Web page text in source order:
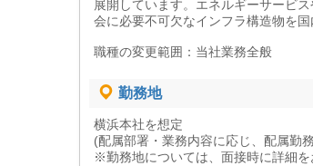
展開しています。エネルギーサービ
会に必要不可欠なインフラ構造物を国
職種の変更範囲：当社業務全般
勤務地
横浜本社を想定
(配属部署・業務内容に応じ、配属勤
※勤務地については、面接時に詳細